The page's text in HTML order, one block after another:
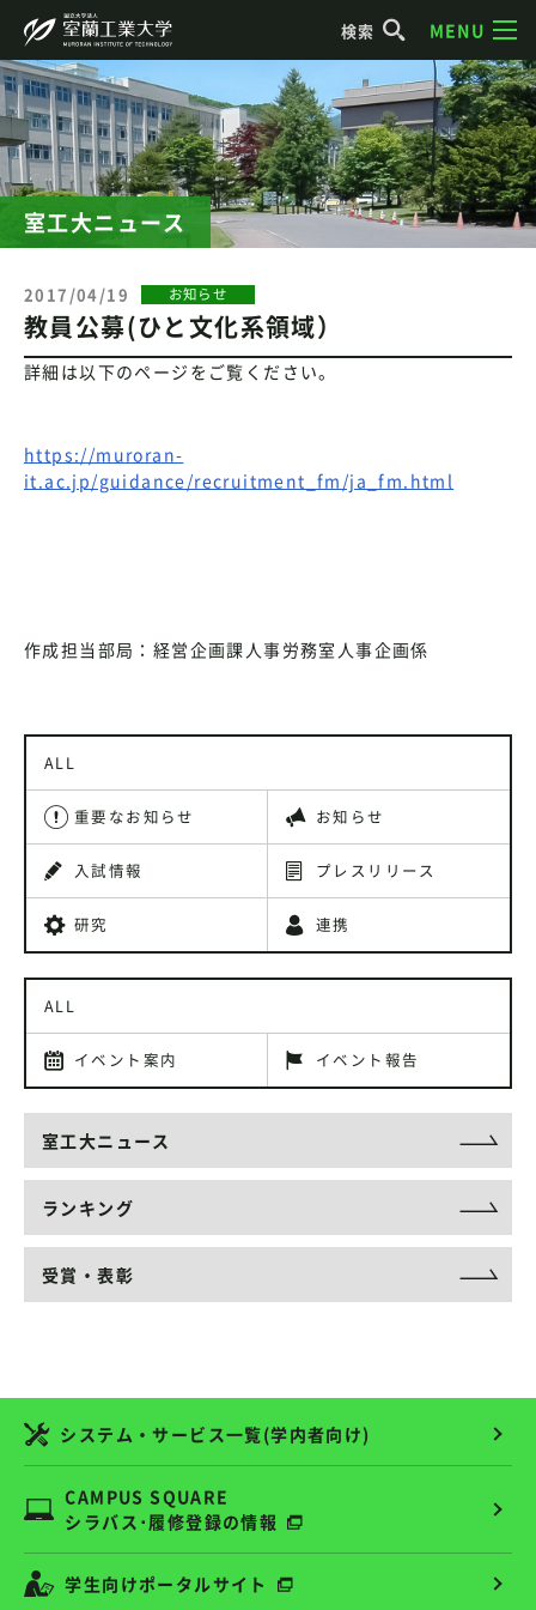
検索 MENU
室工大ニュース
2017/04/19 お知らせ
教員公募(ひと文化系領域）
詳細は以下のページをご覧ください。
https://muroran-
it.ac.jp/guidance/recruitment_fm/ja_fm.html
作成担当部局：経営企画課人事労務室人事企画係
ALL
重要なお知らせ お知らせ
入試情報 プレスリリース
研究 連携
ALL
イベント案内 イベント報告
室工大ニュース
ランキング
受賞・表彰
システム・サービス一覧(学内者向け)
CAMPUS SQUARE
シラバス･履修登録の情報
学生向けポータルサイト